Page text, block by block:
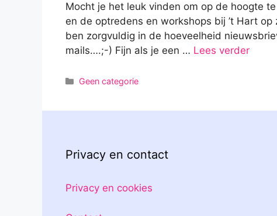
Mocht je het leuk vinden om op de hoogte
en de optredens en workshops bij ’t Hart
ben zorgvuldig in de hoeveelheid
mails….;-) Fijn als je een … Lees verder
Categorieën
Geen categorie
Privacy en contact
Privacy en cookies